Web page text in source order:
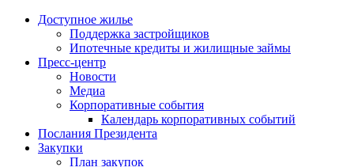
Доступное жилье
Поддержка застройщиков
Ипотечные кредиты и жилищные займы
Пресс-центр
Новости
Медиа
Корпоративные события
Календарь корпоративных событий
Послания Президента
Закупки
План закупок